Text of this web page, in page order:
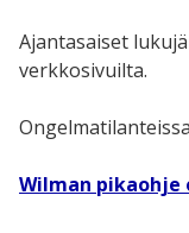
Ajantasaiset
verkkosivuilta.
Wilman